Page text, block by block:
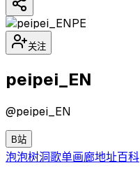
PE
关注
peipei_EN
@peipei_EN
B站
泡泡树洞歌单画廊地址百科